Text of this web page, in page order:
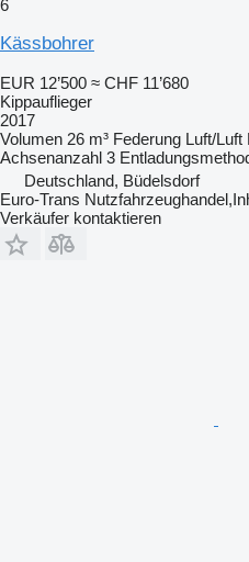
6
Kässbohrer
EUR 12’500 ≈ CHF 11’680
Kippauflieger
2017
Volumen 26 m³ Federung Luft/Luft
Achsenanzahl 3
Deutschland, Büdelsdorf
Euro-Trans
Verkäufer kontaktieren